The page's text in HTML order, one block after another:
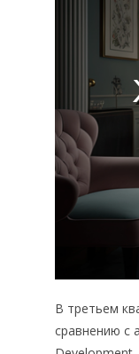
В третьем
сравнению с